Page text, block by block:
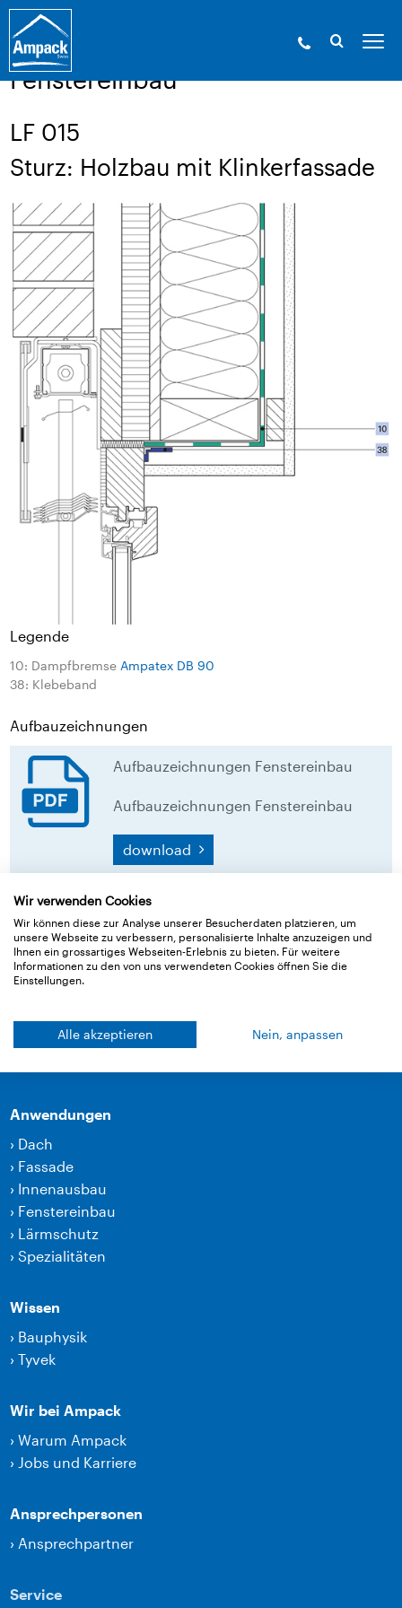
Ampack - Die Experten der Gebäudehülle. Seit
1946.»Service
Fenstereinbau
LF 015
Sturz: Holzbau mit Klinkerfassade
Legende
10: DampfbremseAmpatex DB 90
38: Klebeband
Aufbauzeichnungen
Aufbauzeichnungen Fenstereinbau
Aufbauzeichnungen Fenstereinbau
download
Zurück zur Übersicht
Produkte
›Bahnen
Klebetechnik und Zubehör
Anwendungen
› Dach
› Fassade
› Innenausbau
› Fenstereinbau
› Lärmschutz
›Spezialitäten
Wissen
› Bauphysik
›Tyvek
Wir bei Ampack
›Warum Ampack
›Jobs und Karriere
Ansprechpersonen
› Ansprechpartner
Service
Wir verwenden Cookies
Wir können diese zur Analyse unserer Besucherdaten platzieren, um
unsere Webseite zu verbessern, personalisierte Inhalte anzuzeigen und
Ihnen ein grossartiges Webseiten-Erlebnis zu bieten. Für weitere
Informationen zu den von uns verwendeten Cookies öffnen Sie die
Einstellungen.
Alle akzeptieren Nein, anpassen